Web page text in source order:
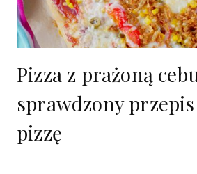
Pizza z prażoną
sprawdzony
pizzę